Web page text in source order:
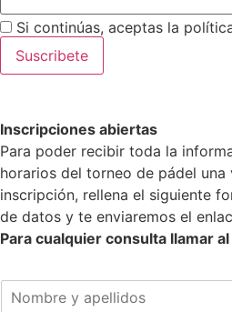
Si continúas, aceptas la
Inscripciones abiertas
Para poder recibir toda la
horarios del torneo de pádel
inscripción, rellena el siguiente
de datos y te enviaremos el
Para cualquier consulta llamar